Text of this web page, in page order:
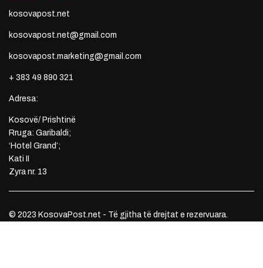
kosovapost.net
kosovapost.net@gmail.com
kosovapost.marketing@gmail.com
+ 383 49 890 321
Adresa:
Kosovë/ Prishtinë
Rruga: Garibaldi;
‘Hotel Grand’;
Kati II
Zyra nr. 13
© 2023 KosovaPost.net - Të gjitha të drejtat e rezervuara.